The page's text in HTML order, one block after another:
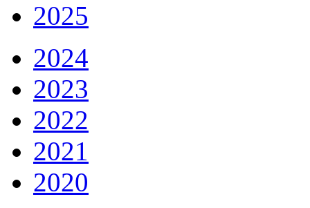
2025
2024
2023
2022
2021
2020